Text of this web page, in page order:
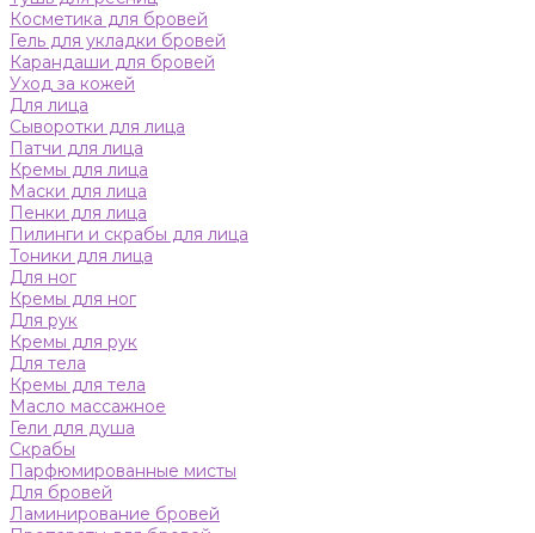
Косметика для бровей
Гель для укладки бровей
Карандаши для бровей
Уход за кожей
Для лица
Сыворотки для лица
Патчи для лица
Кремы для лица
Маски для лица
Пенки для лица
Пилинги и скрабы для лица
Тоники для лица
Для ног
Кремы для ног
Для рук
Кремы для рук
Для тела
Кремы для тела
Масло массажное
Гели для душа
Скрабы
Парфюмированные мисты
Для бровей
Ламинирование бровей